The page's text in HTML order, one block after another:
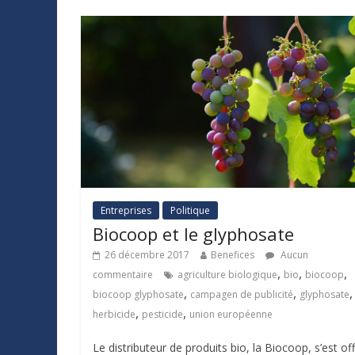
Entreprises Politique
Biocoop et le glyphosate
26 décembre 2017 Benefices
Aucun
commentaire
agriculture biologique, bio, biocoop,
biocoop glyphosate, campagen de publicité, glyphosate,
herbicide, pesticide, union européenne
Le distributeur de produits bio, la Biocoop, s’est